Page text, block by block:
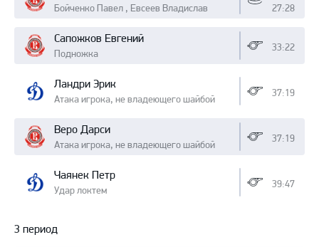
Бойченко Павел , Евсеев Владислав 27:28
Сапожков Евгений
Подножка
33:22
Ландри Эрик
Атака игрока, не владеющего шайбой
37:19
Веро Дарси
Атака игрока, не владеющего шайбой
37:19
Чаянек Петр
Удар локтем
39:47
3 период